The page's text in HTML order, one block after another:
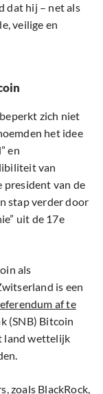
dat hij – net als
veilige en
zich niet
het idee
en
van
president van de
stap verder door
uit de 17e
als
is een
af te
(SNB) Bitcoin
land wettelijk
zoals BlackRock,